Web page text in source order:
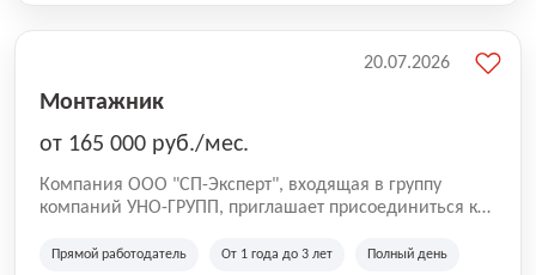
Монтажник
от 165 000 руб./мес.
Компания ООО "СП-Эксперт", входящая в группу
компаний УНО-ГРУПП, приглашает присоединиться к
работаем на рынке с 2005 года и оказываем комплекс
Прямой работодатель От 1 года до 3 лет Полный день
20.07.2026